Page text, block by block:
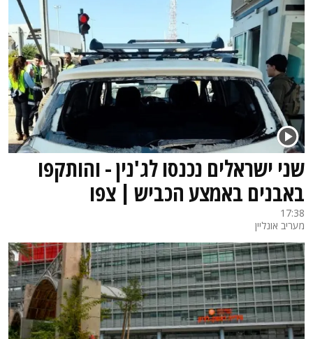
שני ישראלים נכנסו לג'נין - והותקפו
באבנים באמצע הכביש | צפו
17:38
מעריב אונליין